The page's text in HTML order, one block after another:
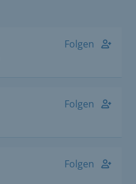
Folgen
Folgen
Folgen